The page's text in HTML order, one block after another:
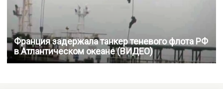
Франция задержала танкер теневого флота РФ
в Атлантическом океане (ВИДЕО)